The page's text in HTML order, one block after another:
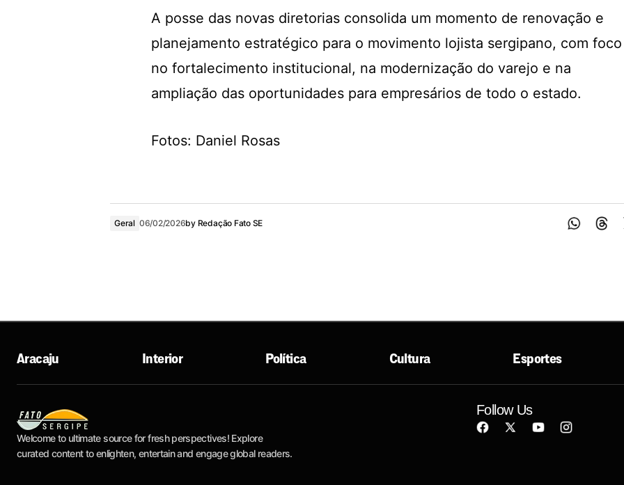
A posse das novas diretorias consolida um momento de renovação e
planejamento estratégico para o movimento lojista sergipano, com foco
no fortalecimento institucional, na modernização do varejo e na
ampliação das oportunidades para empresários de todo o estado.
Fotos: Daniel Rosas
Geral 06/02/2026by Redação Fato SE
Welcome to ultimate source for fresh perspectives! Explore
curated content to enlighten, entertain and engage global readers.
Aracaju Interior Política Cultura Esportes
Follow Us